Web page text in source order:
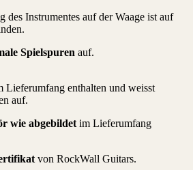
des Instrumentes auf der Waage ist auf
Spielspuren auf.
Lieferumfang enthalten und weisst
auf.
wie abgebildet im Lieferumfang
von RockWall Guitars.